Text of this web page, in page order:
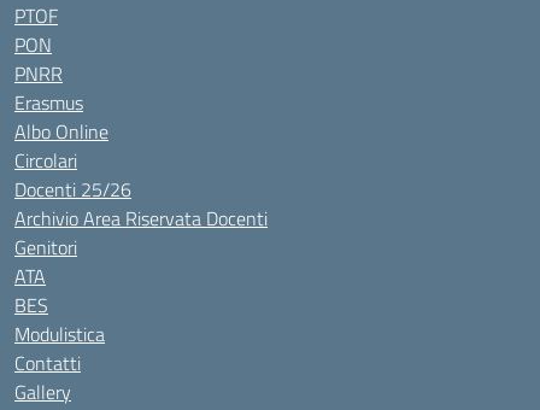
PTOF
PON
PNRR
Erasmus
Albo Online
Circolari
Docenti 25/26
Archivio Area Riservata Docenti
Genitori
ATA
BES
Modulistica
Contatti
Gallery